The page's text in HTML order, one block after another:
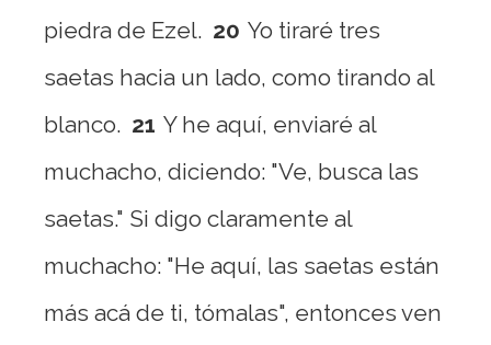
piedra de Ezel. 20 Yo tiraré tres
saetas hacia un lado, como tirando al
blanco. 21 Y he aquí, enviaré al
muchacho, diciendo: "Ve, busca las
saetas." Si digo claramente al
muchacho: "He aquí, las saetas están
más acá de ti, tómalas", entonces ven